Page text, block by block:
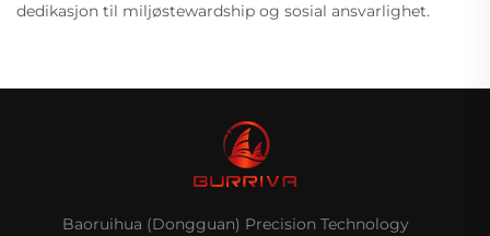
dedikasjon til miljøstewardship og sosial ansvarlighet.
Baoruihua (Dongguan) Precision Technology